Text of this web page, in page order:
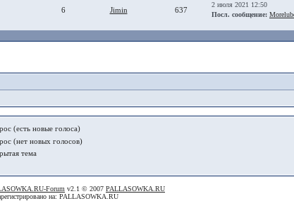
6 Jimin 637
2 июля 2021 12:50
Посл. сообщение:
(есть новые голоса)
(нет новых голосов)
тема
Forum v2.1 © 2007 PALLASOWKA.RU
на: PALLASOWKA.RU